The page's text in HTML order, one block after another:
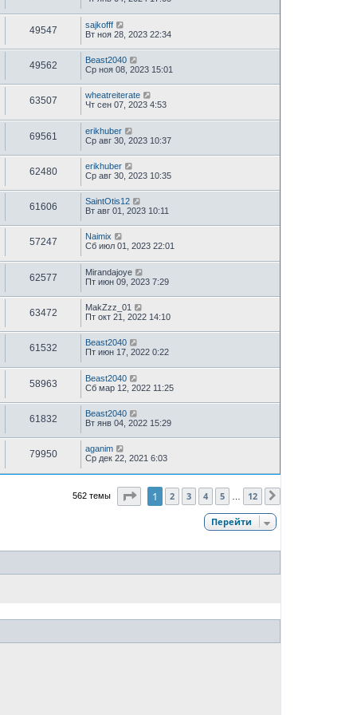
49547
sajkofff
Вт ноя 28, 2023 22:34
49562
Beast2040
Ср ноя 08, 2023 15:01
63507
wheatreiterate
Чт сен 07, 2023 4:53
69561
erikhuber
Ср авг 30, 2023 10:37
62480
erikhuber
Ср авг 30, 2023 10:35
61606
SaintOtis12
Вт авг 01, 2023 10:11
57247
Naimix
Сб июл 01, 2023 22:01
62577
Mirandajoye
Пт июн 09, 2023 7:29
63472
MakZzz_01
Пт окт 21, 2022 14:10
61532
Beast2040
Пт июн 17, 2022 0:22
58963
Beast2040
Сб мар 12, 2022 11:25
61832
Beast2040
Вт янв 04, 2022 15:29
79950
aganim
Ср дек 22, 2021 6:03
562 темы Страница 1из12
1 2 3 4 5 12
Перейти